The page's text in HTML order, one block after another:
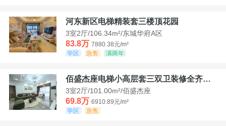
河东新区电梯精装套三楼顶花园
3室2厅/106.34m²/东城华府A区
83.8万 7880.38元/m²
学区
急售 满两年
佰盛杰座电梯小高层套三双卫装修全齐诚意出售
3室2厅/101.00m²/佰盛杰座
69.8万 6910.89元/m²
学区
急售